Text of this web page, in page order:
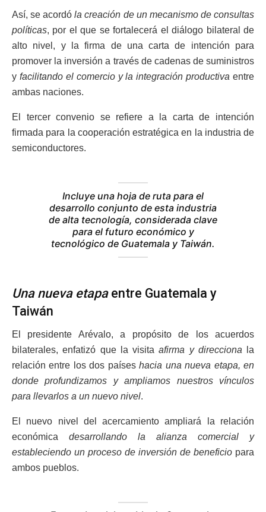
Así, se acordóla creación de un mecanismo de consultas
políticas, por el que se fortalecerá el diálogo bilateral de
alto nivel, y la firma de una carta de intención para
promover la inversión a través de cadenas de suministros
y facilitando el comercio y la integración productiva entre
ambas naciones.
El tercer convenio se refiere a la carta de intención
firmada para la cooperación estratégica en la industria de
semiconductores.
Incluye una hoja de ruta para el
desarrollo conjunto de esta industria
de alta tecnología, considerada clave
para el futuro económico y
tecnológico de Guatemala y Taiwán.
Una nueva etapaentre Guatemala y
Taiwán
El presidente Arévalo, a propósito de los acuerdos
bilaterales, enfatizó que la visitaafirma y direcciona la
relación entre los dos paíseshacia una nueva etapa, en
donde profundizamos y ampliamos nuestros vínculos
para llevarlos a un nuevo nivel.
El nuevo nivel del acercamiento ampliará la relación
económica desarrollando la alianza comercial y
estableciendo un proceso de inversión de beneficio para
ambos pueblos.